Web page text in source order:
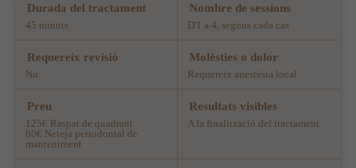
Durada del tractament
45 minuts
Nombre de sessions
D'1 a 4, segons cada cas
Requereix revisió
No
Molèsties o dolor
Requereix anestèsia local
Preu
125€ Raspat de quadrant
80€ Neteja periodontal de
manteniment
Resultats visibles
A la finalització del tractament